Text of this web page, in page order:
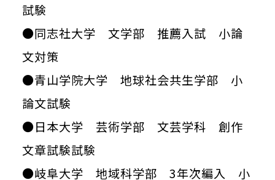
試験
●同志社大学 文学部 推薦入試 小論
文対策
●青山学院大学 地球社会共生学部 小
論文試験
●日本大学 芸術学部 文芸学科 創作
文章試験試験
●岐阜大学 地域科学部 3年次編入 小